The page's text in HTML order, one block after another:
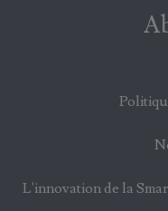
L'innovation de la